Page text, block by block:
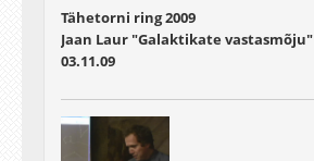
Tähetorni ring 2009
Jaan Laur "Galaktikate vastasmõju"
03.11.09